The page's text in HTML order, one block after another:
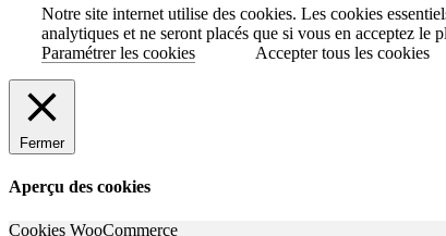
Notre site internet utilise des cookies. Les cookies
analytiques et ne seront placés que si vous en acceptez le
Paramétrer les cookies
Accepter tous les cookies
Fermer
Aperçu des cookies
Cookies WooCommerce